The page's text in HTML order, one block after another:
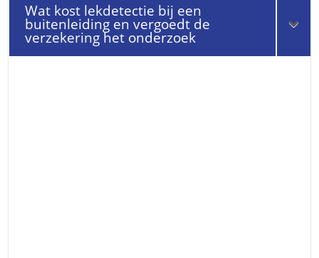
Wat kost lekdetectie bij een
buitenleiding en vergoedt de
verzekering het onderzoek